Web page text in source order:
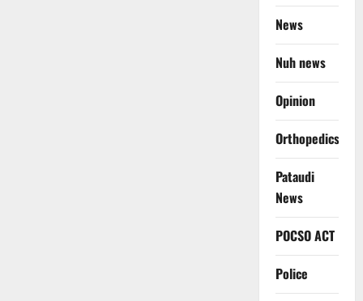
News
Nuh news
Opinion
Orthopedics
Pataudi
News
POCSO ACT
Police